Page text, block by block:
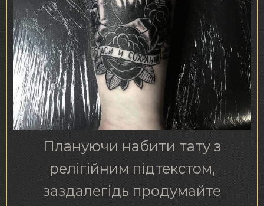
Плануючи набити тату з
релігійним підтекстом,
заздалегідь продумайте